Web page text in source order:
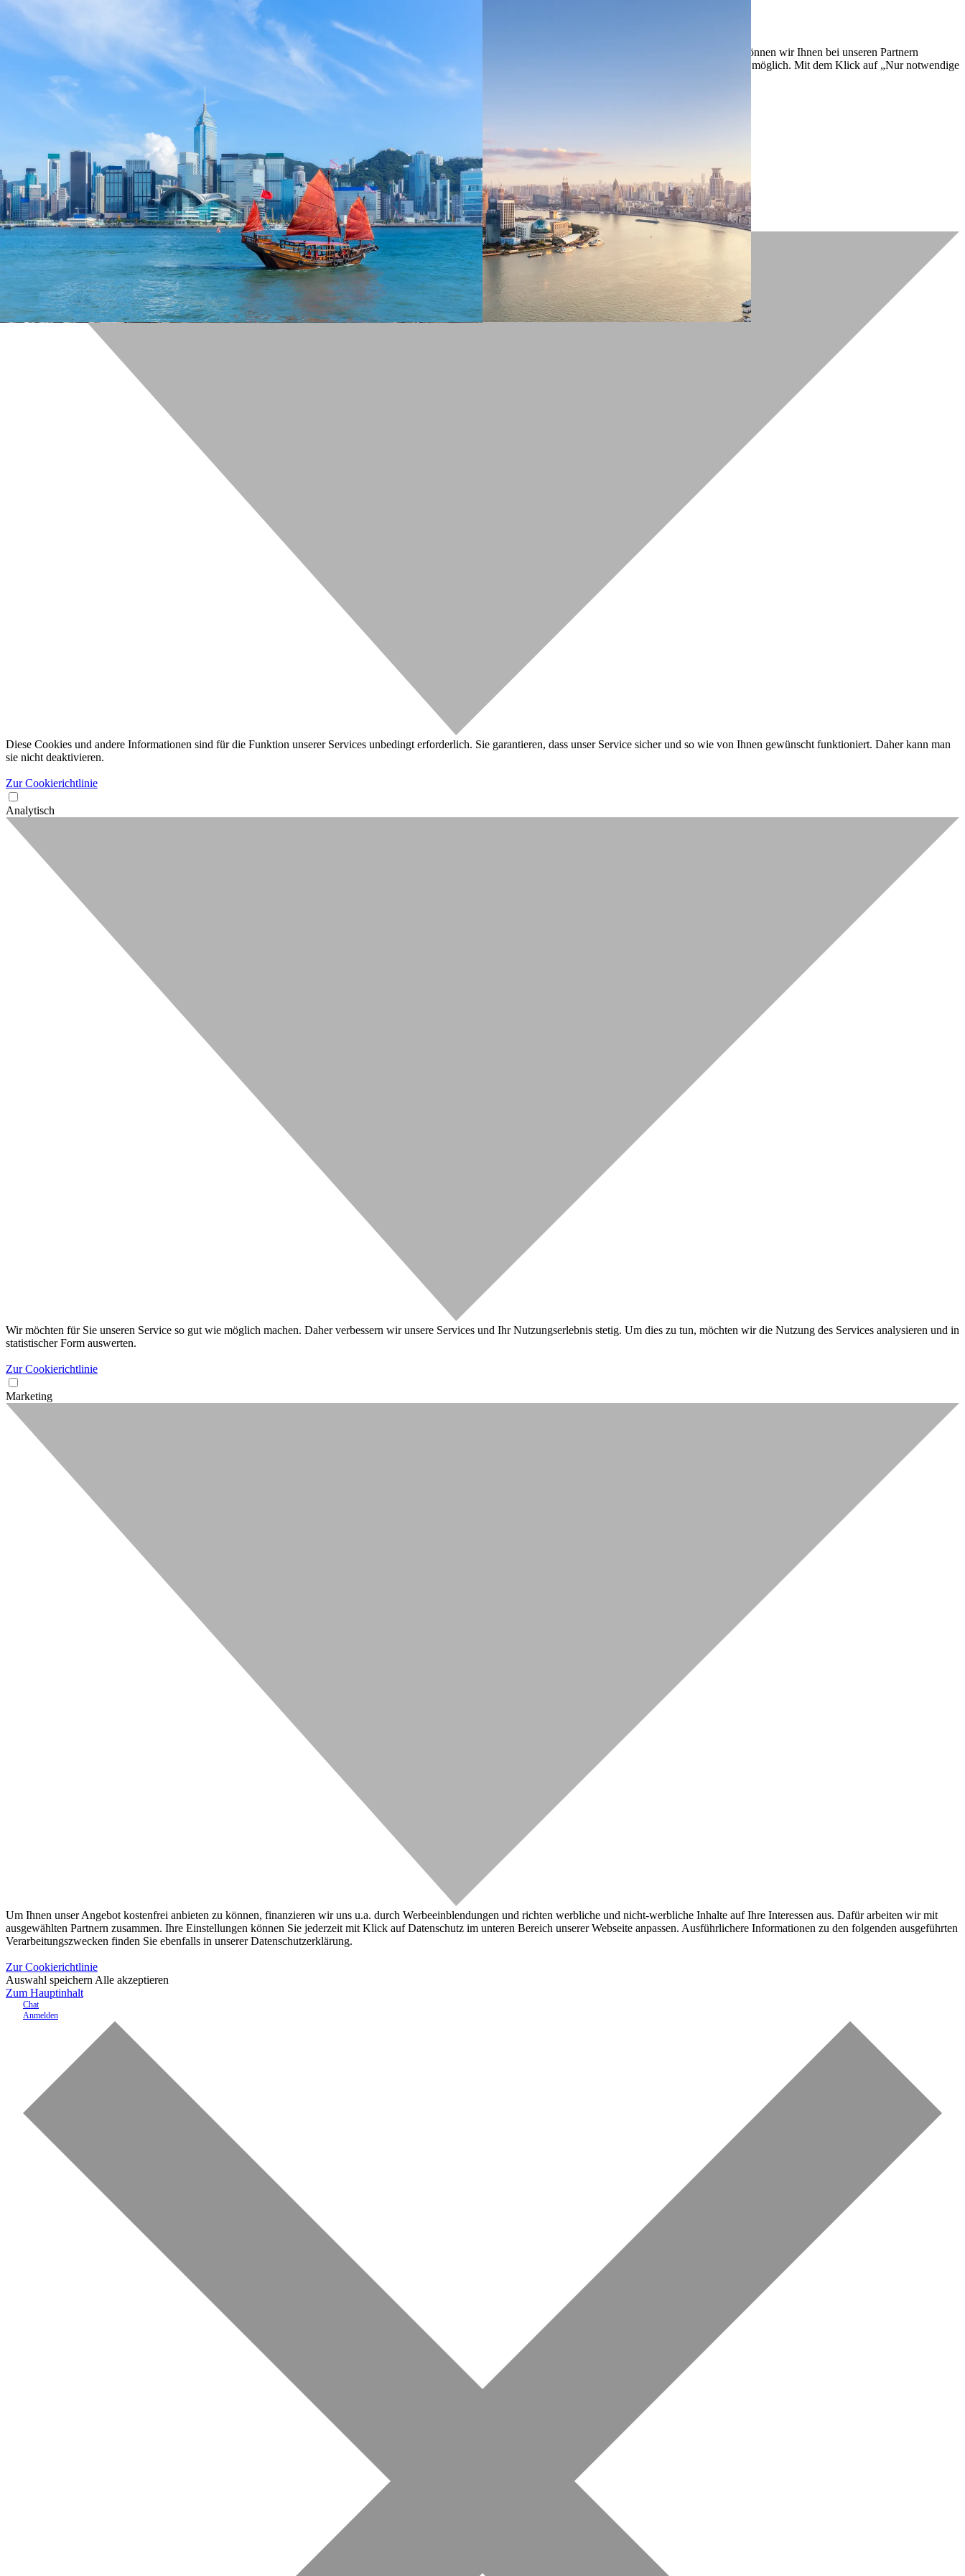
Unvergleichlich lecker
Mit dem Klick auf „geht klar” ermöglichen Sie uns Ihnen über Cookies ein verbessertes Nutzungserlebnis zu servieren und dieses kontinuierlich zu verbessern. So können wir Ihnen bei unseren Partnern
personalisierte Werbung und passende Angebote anzeigen. Über „anpassen” können Sie Ihre persönlichen Präferenzen festlegen. Dies ist auch nachträglich jederzeit möglich. Mit dem Klick auf „Nur notwendige
Cookies” werden lediglich technisch notwendige Cookies gespeichert.
Geht klar
Datenschutzerklärung
Impressum
Ihre Cookie-Präferenzen verwalten
Wählen Sie, welche Cookies Sie auf check24.de akzeptieren.
Die Cookierichtlinie finden Siehier.
Notwendig
Diese Cookies und andere Informationen sind für die Funktion unserer Services unbedingt erforderlich. Sie garantieren, dass unser Service sicher und so wie von Ihnen gewünscht funktioniert. Daher kann man
sie nicht deaktivieren.
Zur Cookierichtlinie
Analytisch
Wir möchten für Sie unseren Service so gut wie möglich machen. Daher verbessern wir unsere Services und Ihr Nutzungserlebnis stetig. Um dies zu tun, möchten wir die Nutzung des Services analysieren und in
statistischer Form auswerten.
Zur Cookierichtlinie
Marketing
Um Ihnen unser Angebot kostenfrei anbieten zu können, finanzieren wir uns u.a. durch Werbeeinblendungen und richten werbliche und nicht-werbliche Inhalte auf Ihre Interessen aus. Dafür arbeiten wir mit
ausgewählten Partnern zusammen. Ihre Einstellungen können Sie jederzeit mit Klick auf Datenschutz im unteren Bereich unserer Webseite anpassen. Ausführlichere Informationen zu den folgenden ausgeführten
Verarbeitungszwecken finden Sie ebenfalls in unserer Datenschutzerklärung.
Zur Cookierichtlinie
Auswahl speichern Alle akzeptieren
Zum Hauptinhalt
Chat
Anmelden